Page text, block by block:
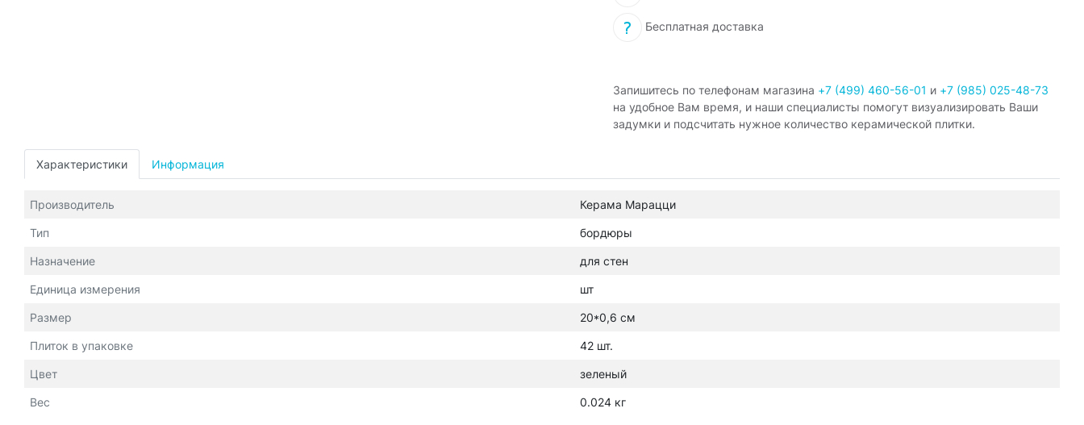
Бесплатная доставка
Запишитесь по телефонам магазина +7 (499) 460-56-01 и +7 (985) 025-48-73
на удобное Вам время, и наши специалисты помогут визуализировать Ваши
задумки и подсчитать нужное количество керамической плитки.
Характеристики Информация
Производитель Керама Марацци
Тип бордюры
Назначение для стен
Единица измерения шт
Размер 20*0,6 см
Плиток в упаковке 42 шт.
Цвет зеленый
Вес 0.024 кг